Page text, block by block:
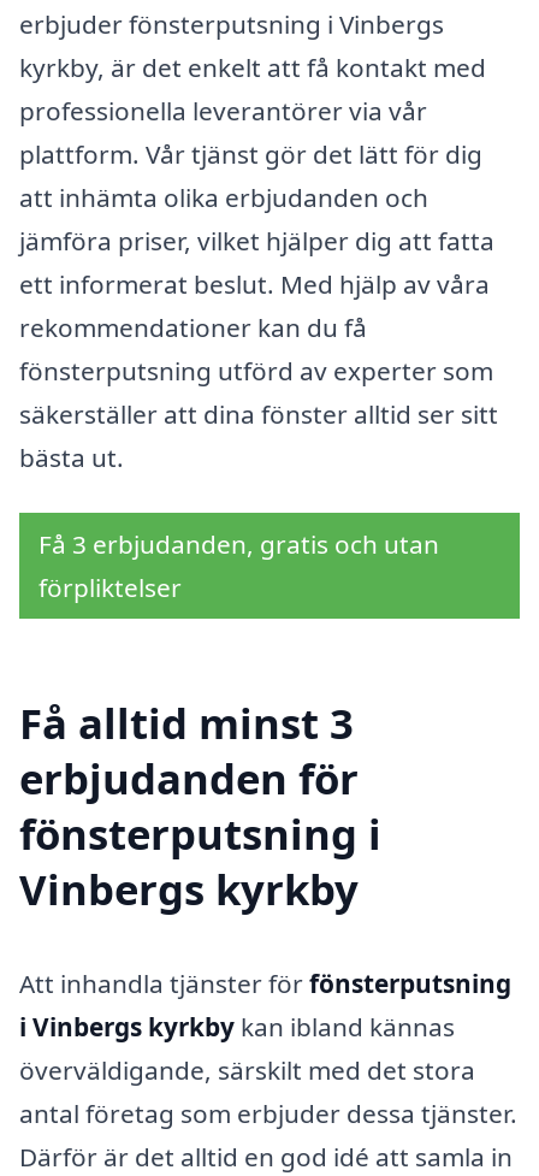
erbjuder fönsterputsning i Vinbergs
kyrkby, är det enkelt att få kontakt med
professionella leverantörer via vår
plattform. Vår tjänst gör det lätt för dig
att inhämta olika erbjudanden och
jämföra priser, vilket hjälper dig att fatta
ett informerat beslut. Med hjälp av våra
rekommendationer kan du få
fönsterputsning utförd av experter som
säkerställer att dina fönster alltid ser sitt
bästa ut.
Få 3 erbjudanden, gratis och utan
förpliktelser
Få alltid minst 3
erbjudanden för
fönsterputsning i
Vinbergs kyrkby
Att inhandla tjänster förfönsterputsning
i Vinbergs kyrkby kan ibland kännas
överväldigande, särskilt med det stora
antal företag som erbjuder dessa tjänster.
Därför är det alltid en god idé att samla in